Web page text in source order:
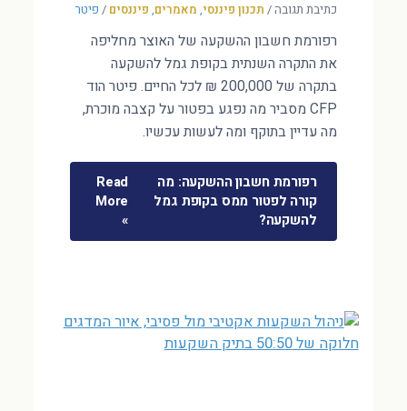
כתיבת תגובה/ תכנון פיננסי, מאמרים, פיננסים / פיטר
רפורמת חשבון ההשקעה של האוצר מחליפה
את התקרה השנתית בקופת גמל להשקעה
בתקרה של 200,000 ₪ לכל החיים. פיטר הוד
CFP מסביר מה נפגע בפטור על קצבה מוכרת,
מה עדיין בתוקף ומה לעשות עכשיו.
רפורמת חשבון ההשקעה: מה
קורה לפטור ממס בקופת גמל
להשקעה?
Read
More
»